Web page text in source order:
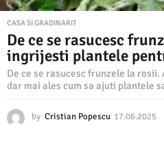
CASA SI GRADINARIT
De ce se rasucesc
ingrijesti plantele
De ce se rasucesc frunzele la
dar mai ales cum sa ajuti plantele
by Cristian Popescu 17.06.2025